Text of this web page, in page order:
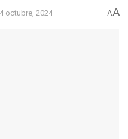
octubre, 2024 AA